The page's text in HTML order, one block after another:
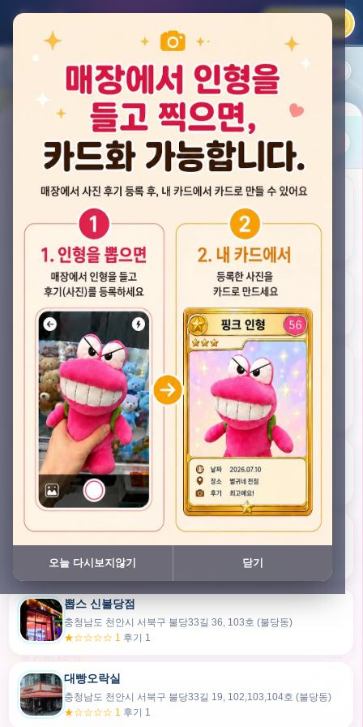
카카오 로그인
평점순 내 주변 즐겨찾기
뽑스 천안 불당점
★★★★☆ 4.2 후기 33
게임플렉스 불당동점
★★★☆☆ 2.5 후기 4
뽑기랜드
★★★★★ 4.7후기 49
픽스팟 불당점
충청남도 천안시 서북구 불당33길 47, 106호 (불당동)
★☆☆☆☆ 1 후기 1
쿠보 신불당점
충청남도 천안시 서북구 불당33길 35, 105호 (불당동)
★★★☆☆ 2.5후기 2
뽑스 신불당점
충청남도 천안시 서북구 불당33길 36, 103호 (불당동)
★☆☆☆☆ 1 후기 1
대빵오락실
충청남도 천안시 서북구 불당33길 19, 102,103,104호 (불당동)
★☆☆☆☆ 1 후기 1
30m
내위치
💬 카톡대화방
오늘 다시보지않기 닫기